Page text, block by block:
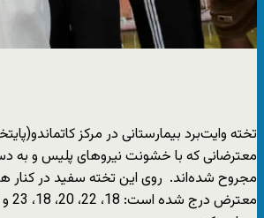
تخته وایت‌برد بیمارستانی در مرکز
معترضانی که با خشونت نیروهای پلیس و به
مجروح شده‌اند. روی این تخته سفید در